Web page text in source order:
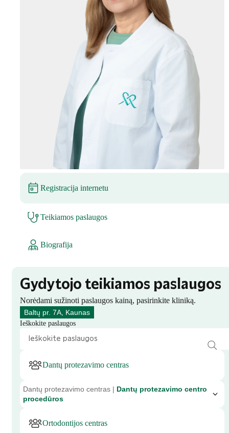
Registracija internetu
Teikiamos paslaugos
Biografija
Gydytojo teikiamos paslaugos
Norėdami sužinoti paslaugos kainą, pasirinkite kliniką.
Baltų pr. 7A, Kaunas
Ieškokite paslaugos
Dantų protezavimo centras
Dantų protezavimo centras | Dantų protezavimo centro
procedūros
Ortodontijos centras